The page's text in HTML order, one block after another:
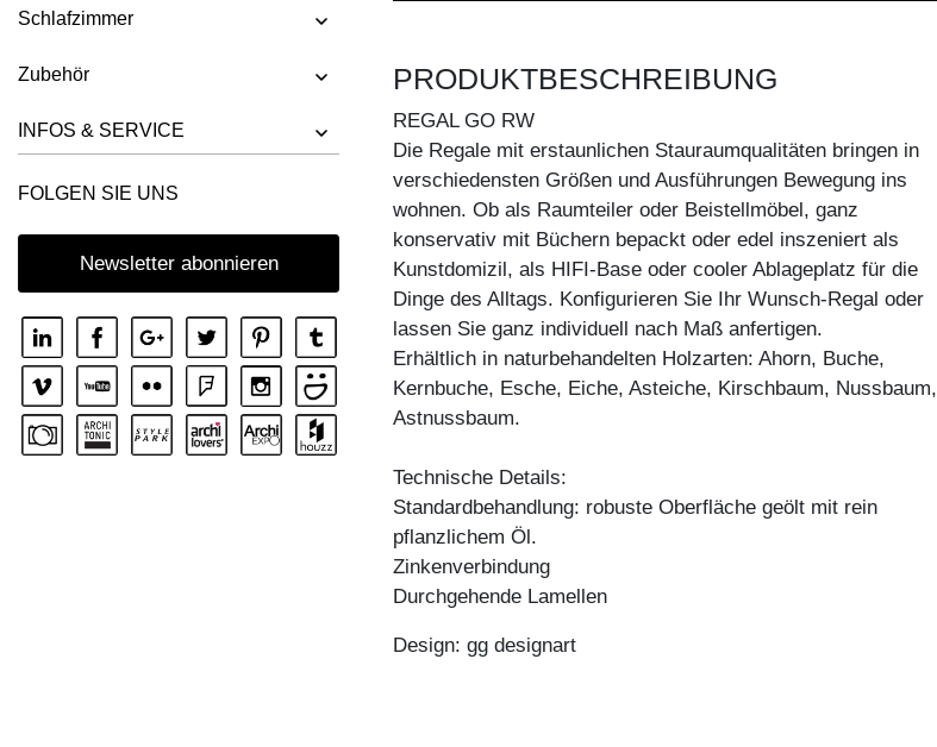
REGAL FACHWERK
REGAL GO
REGAL GO K
REGAL GO RW
REGAL MENA
REGAL MENA E
REGAL MENA G
REGAL MENA TV
REGAL MENA VINO
REGAL PISA
Schlafzimmer
Zubehör
INFOS & SERVICE
FOLGEN SIE UNS
Newsletter abonnieren
PRODUKTBESCHREIBUNG
REGAL GO RW
Die Regale mit erstaunlichen Stauraumqualitäten bringen in
verschiedensten Größen und Ausführungen Bewegung ins
wohnen. Ob als Raumteiler oder Beistellmöbel, ganz
konservativ mit Büchern bepackt oder edel inszeniert als
Kunstdomizil, als HIFI-Base oder cooler Ablageplatz für die
Dinge des Alltags. Konfigurieren Sie Ihr Wunsch-Regal oder
lassen Sie ganz individuell nach Maß anfertigen.
Erhältlich in naturbehandelten Holzarten: Ahorn, Buche,
Kernbuche, Esche, Eiche, Asteiche, Kirschbaum, Nussbaum,
Astnussbaum.
Technische Details:
Standardbehandlung: robuste Oberfläche geölt mit rein
pflanzlichem Öl.
Zinkenverbindung
Durchgehende Lamellen
Design: gg designart